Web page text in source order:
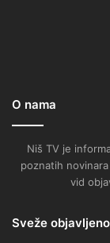
O nama
Niš TV je
poznatih
vid
Sveže objavljeno